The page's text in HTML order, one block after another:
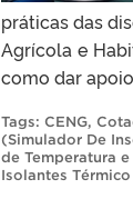
práticas das
Agrícola e
como dar
Tags: CENG,
(Simulador De
de Temperatura
Isolantes